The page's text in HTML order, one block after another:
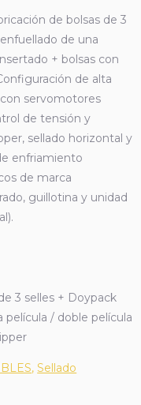
de bolsas de 3
de una
+ bolsas con
de alta
servomotores
de tensión y
sellado horizontal y
enfriamiento
de marca
guillotina y unidad
3 selles + Doypack
película / doble película
,Sellado